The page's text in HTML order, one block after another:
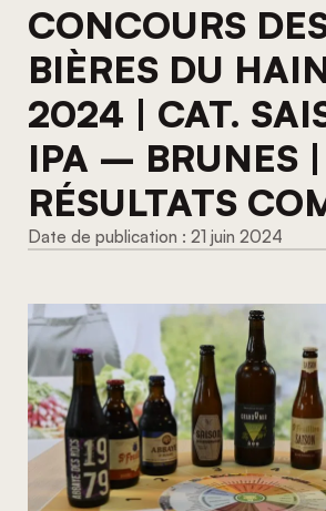
CONCOURS
BIÈRES DU
2024 | CAT.
IPA – BRUNES |
RÉSULTATS
21 juin 2024